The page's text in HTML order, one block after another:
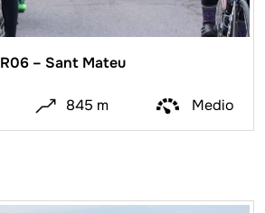
R06 – Sant Mateu
845 m Medio